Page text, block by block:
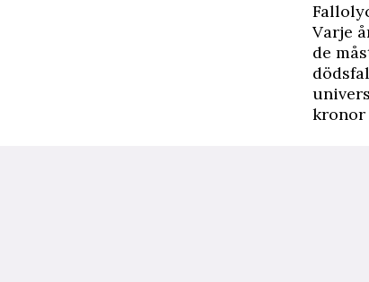
Varje
de
kronor